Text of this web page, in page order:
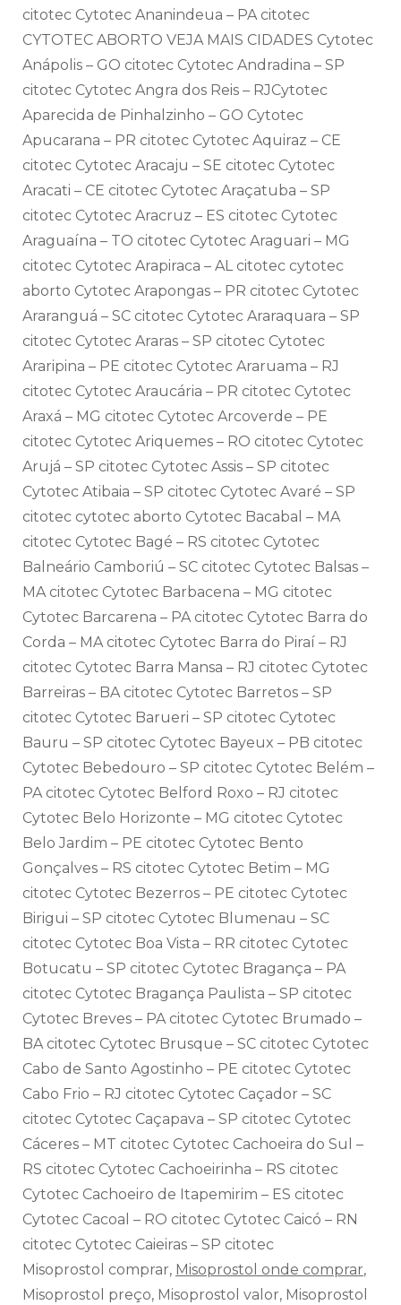
citotec Cytotec Ananindeua – PA citotec
CYTOTEC ABORTO VEJA MAIS CIDADES Cytotec
Anápolis – GO citotec Cytotec Andradina – SP
citotec Cytotec Angra dos Reis – RJCytotec
Aparecida de Pinhalzinho – GO Cytotec
Apucarana – PR citotec Cytotec Aquiraz – CE
citotec Cytotec Aracaju – SE citotec Cytotec
Aracati – CE citotec Cytotec Araçatuba – SP
citotec Cytotec Aracruz – ES citotec Cytotec
Araguaína – TO citotec Cytotec Araguari – MG
citotec Cytotec Arapiraca – AL citotec cytotec
aborto Cytotec Arapongas – PR citotec Cytotec
Araranguá – SC citotec Cytotec Araraquara – SP
citotec Cytotec Araras – SP citotec Cytotec
Araripina – PE citotec Cytotec Araruama – RJ
citotec Cytotec Araucária – PR citotec Cytotec
Araxá – MG citotec Cytotec Arcoverde – PE
citotec Cytotec Ariquemes – RO citotec Cytotec
Arujá – SP citotec Cytotec Assis – SP citotec
Cytotec Atibaia – SP citotec Cytotec Avaré – SP
citotec cytotec aborto Cytotec Bacabal – MA
citotec Cytotec Bagé – RS citotec Cytotec
Balneário Camboriú – SC citotec Cytotec Balsas –
MA citotec Cytotec Barbacena – MG citotec
Cytotec Barcarena – PA citotec Cytotec Barra do
Corda – MA citotec Cytotec Barra do Piraí – RJ
citotec Cytotec Barra Mansa – RJ citotec Cytotec
Barreiras – BA citotec Cytotec Barretos – SP
citotec Cytotec Barueri – SP citotec Cytotec
Bauru – SP citotec Cytotec Bayeux – PB citotec
Cytotec Bebedouro – SP citotec Cytotec Belém –
PA citotec Cytotec Belford Roxo – RJ citotec
Cytotec Belo Horizonte – MG citotec Cytotec
Belo Jardim – PE citotec Cytotec Bento
Gonçalves – RS citotec Cytotec Betim – MG
citotec Cytotec Bezerros – PE citotec Cytotec
Birigui – SP citotec Cytotec Blumenau – SC
citotec Cytotec Boa Vista – RR citotec Cytotec
Botucatu – SP citotec Cytotec Bragança – PA
citotec Cytotec Bragança Paulista – SP citotec
Cytotec Breves – PA citotec Cytotec Brumado –
BA citotec Cytotec Brusque – SC citotec Cytotec
Cabo de Santo Agostinho – PE citotec Cytotec
Cabo Frio – RJ citotec Cytotec Caçador – SC
citotec Cytotec Caçapava – SP citotec Cytotec
Cáceres – MT citotec Cytotec Cachoeira do Sul –
RS citotec Cytotec Cachoeirinha – RS citotec
Cytotec Cachoeiro de Itapemirim – ES citotec
Cytotec Cacoal – RO citotec Cytotec Caicó – RN
citotec Cytotec Caieiras – SP citotec
Misoprostol comprar, Misoprostol onde comprar,
Misoprostol preço, Misoprostol valor, Misoprostol